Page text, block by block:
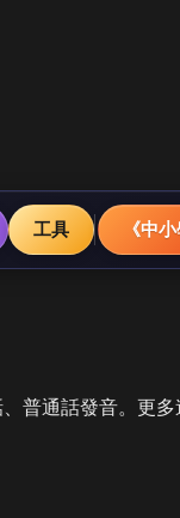
工具 《中
普通話發音。更多